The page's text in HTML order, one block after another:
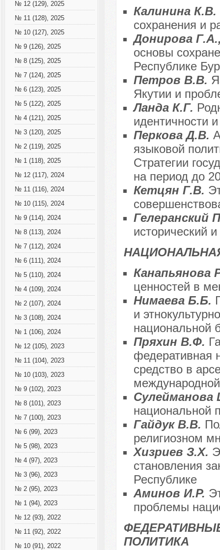
№ 12 (129), 2025
№ 11 (128), 2025
№ 10 (127), 2025
№ 9 (126), 2025
№ 8 (125), 2025
№ 7 (124), 2025
№ 6 (123), 2025
№ 5 (122), 2025
№ 4 (121), 2025
№ 3 (120), 2025
№ 2 (119), 2025
№ 1 (118), 2025
№ 12 (117), 2024
№ 11 (116), 2024
№ 10 (115), 2024
№ 9 (114), 2024
№ 8 (113), 2024
№ 7 (112), 2024
№ 6 (111), 2024
№ 5 (110), 2024
№ 4 (109), 2024
№ 2 (107), 2024
№ 3 (108), 2024
№ 1 (106), 2024
№ 12 (105), 2023
№ 11 (104), 2023
№ 10 (103), 2023
№ 9 (102), 2023
№ 8 (101), 2023
№ 7 (100), 2023
№ 6 (99), 2023
№ 5 (98), 2023
№ 4 (97), 2023
№ 3 (96), 2023
№ 2 (95), 2023
№ 1 (94), 2023
№ 12 (93), 2022
№ 11 (92), 2022
№ 10 (91), 2022
Калинина К.В.
сохранения и
Донирова
основы
Республике
Петров В.В.
Якутии и
Ланда К.Г.
идентичности
Перкова Д.В.
языковой
Стратегии
на период до
Кетцян Г.В.
Гелеранский
исторический
Канапьянова
ценностей в
Нимаева Б.Б.
и
национальной
Пряхин В.Ф.
федеративная
средство в
национальной
Гайдук В.В.
религиозном
Хизриев З.Х.
становления
Республике
Аминов И.Р.
проблемы
ПОЛИТИКА